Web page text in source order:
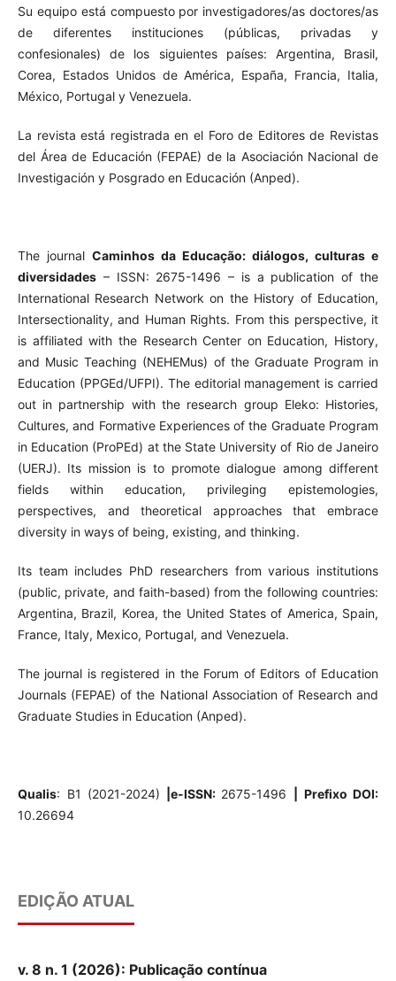
Su equipo está compuesto por investigadores/as doctores/as
de diferentes instituciones (públicas, privadas y
confesionales) de los siguientes países: Argentina, Brasil,
Corea, Estados Unidos de América, España, Francia, Italia,
México, Portugal y Venezuela.
La revista está registrada en el Foro de Editores de Revistas
del Área de Educación (FEPAE) de la Asociación Nacional de
Investigación y Posgrado en Educación (Anped).
The journal Caminhos da Educação: diálogos, culturas e
diversidades– ISSN: 2675-1496 – is a publication of the
International Research Network on the History of Education,
Intersectionality, and Human Rights. From this perspective, it
is affiliated with the Research Center on Education, History,
and Music Teaching (NEHEMus) of the Graduate Program in
Education (PPGEd/UFPI). The editorial management is carried
out in partnership with the research group Eleko: Histories,
Cultures, and Formative Experiences of the Graduate Program
in Education (ProPEd) at the State University of Rio de Janeiro
(UERJ). Its mission is to promote dialogue among different
fields within education, privileging epistemologies,
perspectives, and theoretical approaches that embrace
diversity in ways of being, existing, and thinking.
Its team includes PhD researchers from various institutions
(public, private, and faith-based) from the following countries:
Argentina, Brazil, Korea, the United States of America, Spain,
France, Italy, Mexico, Portugal, and Venezuela.
The journal is registered in the Forum of Editors of Education
Journals (FEPAE) of the National Association of Research and
Graduate Studies in Education (Anped).
Qualis: B1 (2021-2024) e-ISSN: 2675-1496
| Prefixo DOI:
10.26694
EDIÇÃO ATUAL
v. 8 n. 1 (2026): Publicação contínua